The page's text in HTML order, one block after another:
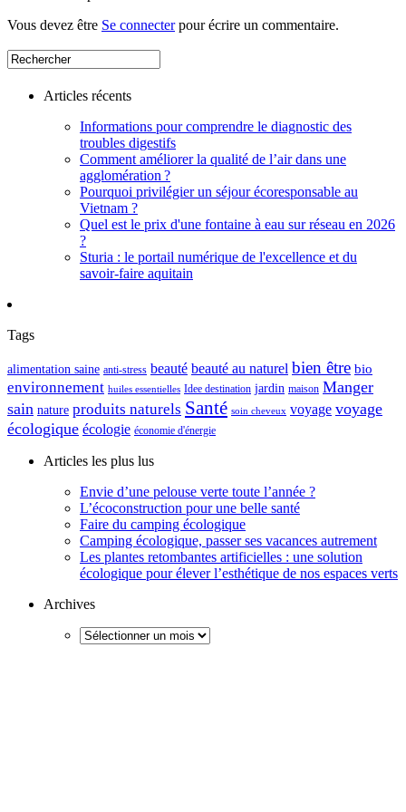
Vous devez être Se connecterpour écrire un commentaire.
Articles récents
Informations pour comprendre le diagnostic des
troubles digestifs
Comment améliorer la qualité de l’air dans une
agglomération ?
Pourquoi privilégier un séjour écoresponsable au
Vietnam ?
Quel est le prix d'une fontaine à eau sur réseau en 2026
?
Sturia : le portail numérique de l'excellence et du
savoir-faire aquitain
Tags
alimentation saine anti-stress beauté beauté au naturel bien être bio
environnement huiles essentielles Idee destination jardin maison Manger
sain nature produits naturels Santé soin cheveux voyage voyage
écologique écologie économie d'énergie
Articles les plus lus
Envie d’une pelouse verte toute l’année ?
L’écoconstruction pour une belle santé
Faire du camping écologique
Camping écologique, passer ses vacances autrement
Les plantes retombantes artificielles : une solution
écologique pour élever l’esthétique de nos espaces verts
Archives